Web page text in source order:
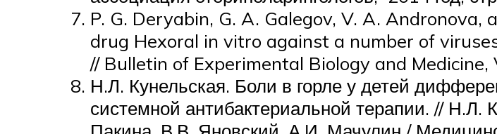
P. G. Deryabin, G. A. Galegov, V. A.
drug Hexoral in vitro against a number of
// Bulletin of Experimental Biology and Medicine,
Н.Л. Кунельская. Боли в горле у детей
системной антибактериальной терапии. //